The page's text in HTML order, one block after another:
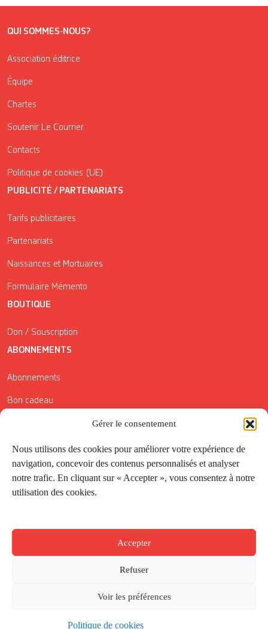
Gérer le consentement
Nous utilisons des cookies pour améliorer votre expérience de
navigation, concevoir des contenus personnalisés et analyser
notre trafic. En cliquant sur « Accepter », vous consentez à notre
utilisation des cookies.
Accepter
Refuser
Voir les préférences
Politique de cookies
QUI SOMMES-NOUS?
Association éditrice
Équipe
Chartes
Soutenir Le Courrier
Contacts
Politique de cookies (UE)
PUBLICITÉ / PARTENARIATS
Tarifs publicitaires
Partenariats
Naissances et Mortuaires
Formulaire Mémento
BOUTIQUE
Don / Souscription
ABONNEMENTS
Abonnements
Bon cadeau
Conditions générales de vente
Réductions de la Carte Côté Courrier
Application